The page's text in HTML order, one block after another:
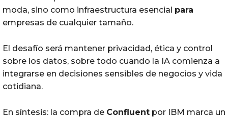
moda, sino como infraestructura esencial para
empresas de cualquier tamaño.
El desafío será mantener privacidad, ética y control
sobre los datos, sobre todo cuando la IA comienza a
integrarse en decisiones sensibles de negocios y vida
cotidiana.
En síntesis: la compra de Confluent por IBM marca un